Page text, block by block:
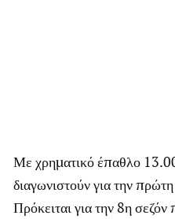
Με χρηματικό έπαθλο
διαγωνιστούν για την
Πρόκειται για την 8η σεζόν